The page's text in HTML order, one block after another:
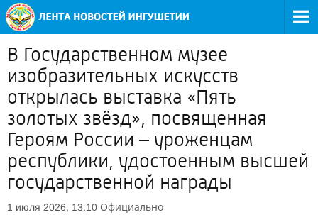
В Государственном музее
изобразительных искусств
открылась выставка «Пять
золотых звёзд», посвященная
Героям России – уроженцам
республики, удостоенным высшей
государственной награды
1 июля 2026, 13:10 Официально